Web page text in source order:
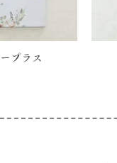
プラス